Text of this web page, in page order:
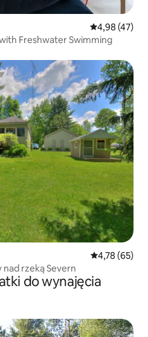
Średnia
4,98 (47)
Freshwater Swimming
Średnia
4,78 (65)
rzeką Severn
do wynajęcia